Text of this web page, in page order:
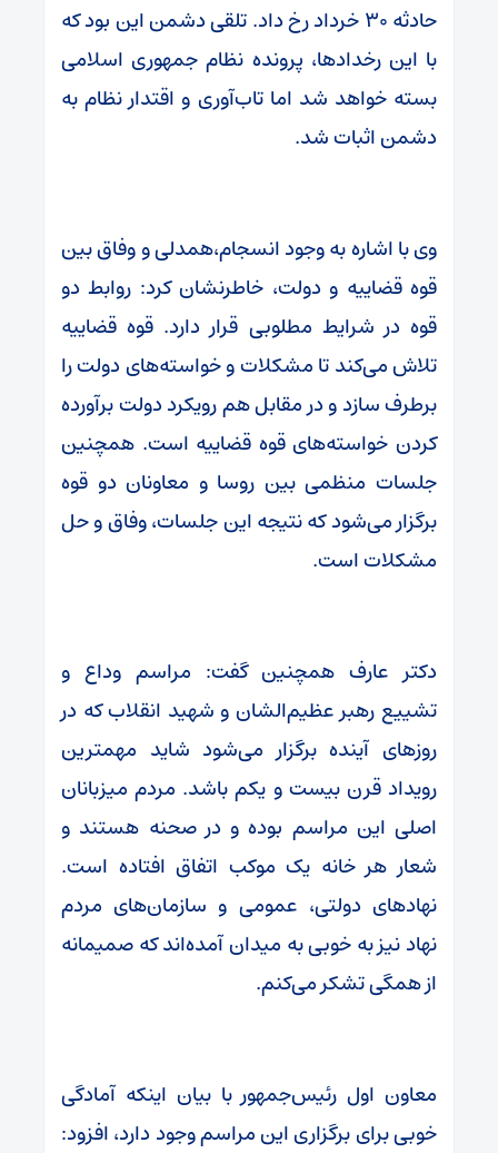
حادثه ۳۰ خرداد رخ داد. تلقی دشمن این بود که
با این رخدادها، پرونده نظام جمهوری اسلامی
بسته خواهد شد اما تاب‌آوری و اقتدار نظام به
دشمن اثبات شد.
وی با اشاره به وجود انسجام،همدلی و وفاق بین
قوه قضاییه و دولت، خاطرنشان کرد: روابط دو
قوه در شرایط مطلوبی قرار دارد. قوه قضاییه
تلاش می‌کند تا مشکلات و خواسته‌های دولت را
برطرف سازد و در مقابل هم رویکرد دولت برآورده
کردن خواسته‌های قوه قضاییه است. همچنین
جلسات منظمی بین روسا و معاونان دو قوه
برگزار می‌شود که نتیجه این جلسات، وفاق و حل
مشکلات است.
دکتر عارف همچنین گفت: مراسم وداع و
تشییع رهبر عظیم‌الشان و شهید انقلاب که در
روزهای آینده برگزار می‌شود شاید مهمترین
رویداد قرن بیست و یکم باشد. مردم میزبانان
اصلی این مراسم بوده و در صحنه هستند و
شعار هر خانه یک موکب اتفاق افتاده است.
نهادهای دولتی، عمومی و سازمان‌های مردم
نهاد نیز به خوبی به میدان آمده‌اند که صمیمانه
از همگی تشکر می‌کنم.
معاون اول رئیس‌جمهور با بیان اینکه آمادگی
خوبی برای برگزاری این مراسم وجود دارد، افزود: